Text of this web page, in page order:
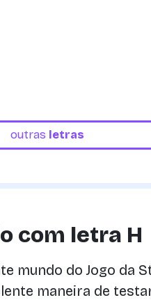
outras letras
com letra H
mundo do Jogo da
maneira de